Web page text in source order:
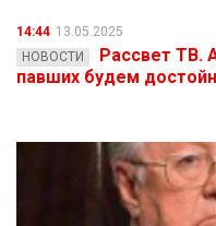
14:44 13.05.2025
НОВОСТИ
Рассвет ТВ.
павших будем